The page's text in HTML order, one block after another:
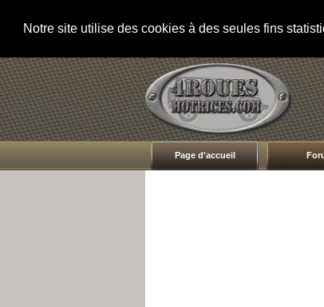
Notre site utilise des cookies à des seules fins
Page d'accueil